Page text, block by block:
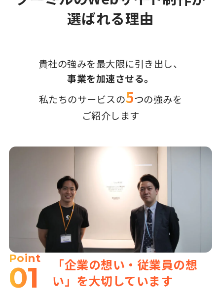
選ばれる理由
貴社の強みを最大限に引き出し、
事業を加速させる。
私たちのサービスの5つの強みを
ご紹介します
Point
01
「企業の想い・従業員の想
い」を大切しています